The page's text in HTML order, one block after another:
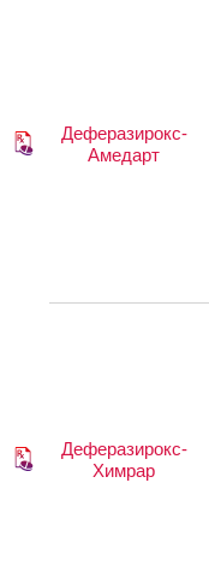
Деферазирокс-
Амедарт
Деферазирокс-
Химрар